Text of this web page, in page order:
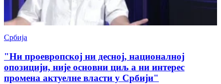
Србија
"Ни проевропској ни десној, националној
опозицији, није основни циљ а ни интерес
промена актуелне власти у Србији"